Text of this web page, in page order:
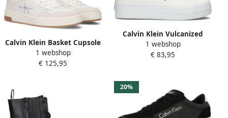
Calvin Klein Basket Cupsole
Mid Mono Hoge sneakers
Leren Sneaker Dames Wit
1 webshop
€ 125,95
Calvin Klein Vulcanized
Flatform Laceup Lage
sneakers Dames Wit
1 webshop
€ 83,95
20%